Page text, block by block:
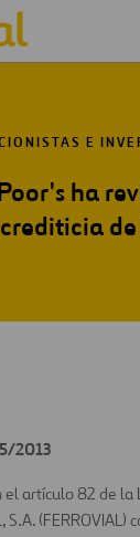
E
ha
2013
artículo 82 de la
S.A.